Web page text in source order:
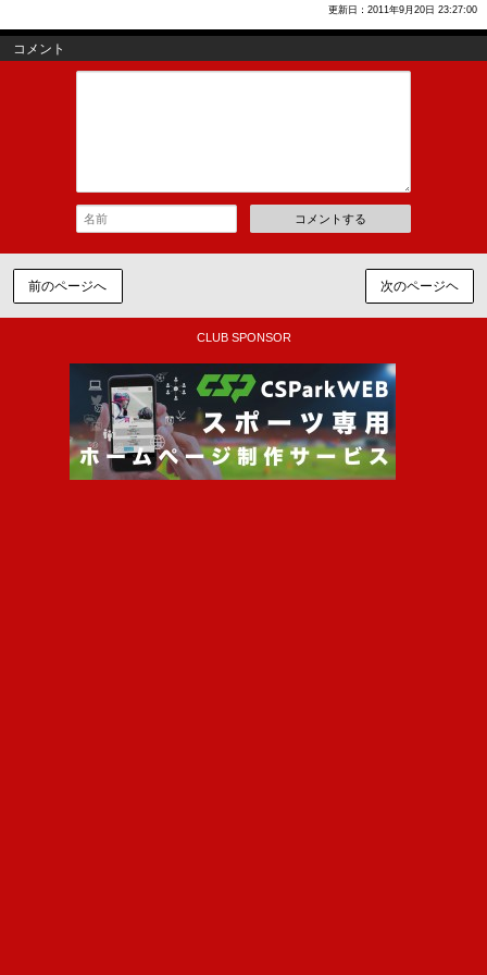
更新日：2011年9月20日 23:27:00
コメント
コメントする
前のページへ 次のページヘ
CLUB SPONSOR